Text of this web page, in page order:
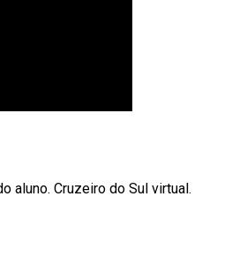
aluno. Cruzeiro do Sul virtual.